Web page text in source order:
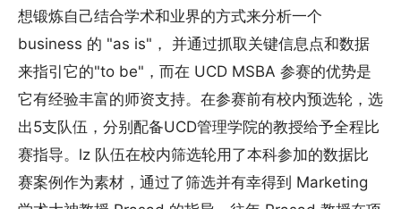
想锻炼自己结合学术和业界的方式来分析一个
business 的 "as is"， 并通过抓取关键信息点和数据
来指引它的"to be"，而在 UCD MSBA 参赛的优势是
它有经验丰富的师资支持。在参赛前有校内预选轮，选
出5支队伍，分别配备UCD管理学院的教授给予全程比
赛指导。lz 队伍在校内筛选轮用了本科参加的数据比
赛案例作为素材，通过了筛选并有幸得到 Marketing